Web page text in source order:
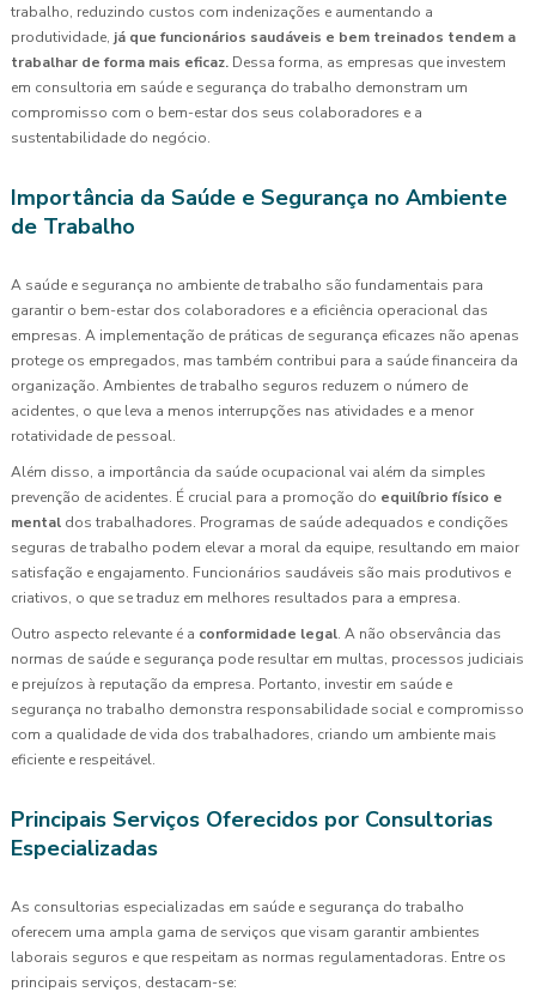
trabalho, reduzindo custos com indenizações e aumentando a
produtividade, já que funcionários saudáveis e bem treinados tendem a
trabalhar de forma mais eficaz. Dessa forma, as empresas que investem
em consultoria em saúde e segurança do trabalho demonstram um
compromisso com o bem-estar dos seus colaboradores e a
sustentabilidade do negócio.
Importância da Saúde e Segurança no Ambiente
de Trabalho
A saúde e segurança no ambiente de trabalho são fundamentais para
garantir o bem-estar dos colaboradores e a eficiência operacional das
empresas. A implementação de práticas de segurança eficazes não apenas
protege os empregados, mas também contribui para a saúde financeira da
organização. Ambientes de trabalho seguros reduzem o número de
acidentes, o que leva a menos interrupções nas atividades e a menor
rotatividade de pessoal.
Além disso, a importância da saúde ocupacional vai além da simples
prevenção de acidentes. É crucial para a promoção do equilíbrio físico e
mental dos trabalhadores. Programas de saúde adequados e condições
seguras de trabalho podem elevar a moral da equipe, resultando em maior
satisfação e engajamento. Funcionários saudáveis são mais produtivos e
criativos, o que se traduz em melhores resultados para a empresa.
Outro aspecto relevante é a conformidade legal. A não observância das
normas de saúde e segurança pode resultar em multas, processos judiciais
e prejuízos à reputação da empresa. Portanto, investir em saúde e
segurança no trabalho demonstra responsabilidade social e compromisso
com a qualidade de vida dos trabalhadores, criando um ambiente mais
eficiente e respeitável.
Principais Serviços Oferecidos por Consultorias
Especializadas
As consultorias especializadas em saúde e segurança do trabalho
oferecem uma ampla gama de serviços que visam garantir ambientes
laborais seguros e que respeitam as normas regulamentadoras. Entre os
principais serviços, destacam-se: